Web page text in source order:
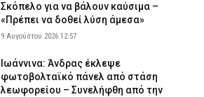
Σκόπελο για να βάλουν καύσιμα –
«Πρέπει να δοθεί λύση άμεσα»
9 Αυγούστου 2026 12:57
Ιωάννινα: Άνδρας έκλεψε
φωτοβολταϊκό πάνελ από στάση
λεωφορείου – Συνελήφθη από την